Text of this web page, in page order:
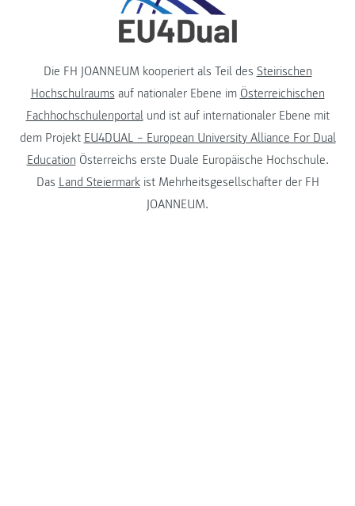
Die FH JOANNEUM kooperiert als Teil des Steirischen
Hochschulraums auf nationaler Ebene im Österreichischen
Fachhochschulenportalund ist auf internationaler Ebene mit
dem Projekt EU4DUAL – European University Alliance For Dual
Education Österreichs erste Duale Europäische Hochschule.
Das Land Steiermarkist Mehrheitsgesellschafter der FH
JOANNEUM.